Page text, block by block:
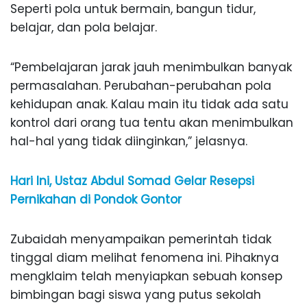
Seperti pola untuk bermain, bangun tidur,
belajar, dan pola belajar.
“Pembelajaran jarak jauh menimbulkan banyak
permasalahan. Perubahan-perubahan pola
kehidupan anak. Kalau main itu tidak ada satu
kontrol dari orang tua tentu akan menimbulkan
hal-hal yang tidak diinginkan,” jelasnya.
Hari Ini, Ustaz Abdul Somad Gelar Resepsi
Pernikahan di Pondok Gontor
Zubaidah menyampaikan pemerintah tidak
tinggal diam melihat fenomena ini. Pihaknya
mengklaim telah menyiapkan sebuah konsep
bimbingan bagi siswa yang putus sekolah